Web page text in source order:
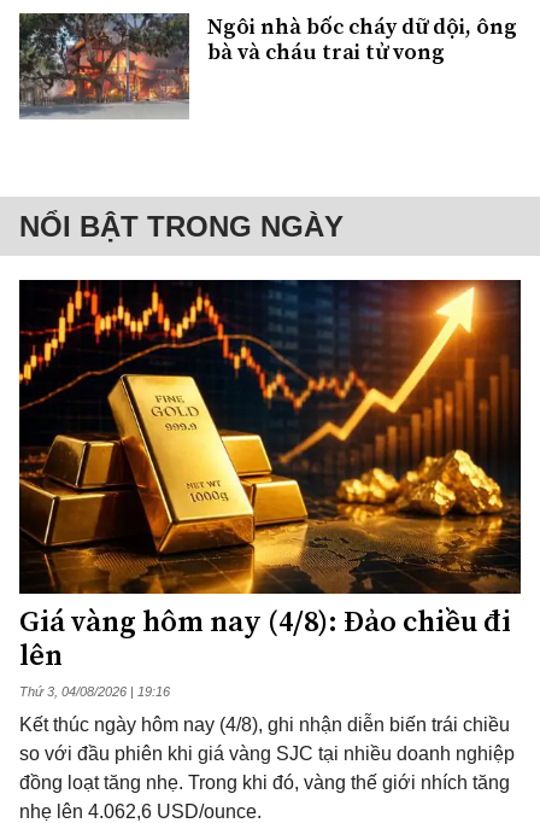
Ngôi nhà bốc cháy dữ dội, ông
bà và cháu trai tử vong
NỔI BẬT TRONG NGÀY
Giá vàng hôm nay (4/8): Đảo chiều đi
lên
Thứ 3, 04/08/2026 | 19:16
Kết thúc ngày hôm nay (4/8), ghi nhận diễn biến trái chiều
so với đầu phiên khi giá vàng SJC tại nhiều doanh nghiệp
đồng loạt tăng nhẹ. Trong khi đó, vàng thế giới nhích tăng
nhẹ lên 4.062,6 USD/ounce.